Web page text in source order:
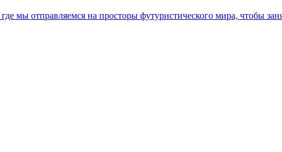
мы отправляемся на просторы футуристического мира, чтобы